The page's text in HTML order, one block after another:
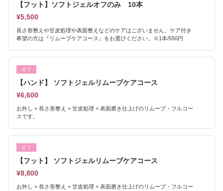
【フット】ソフトジェルオフのみ 10本
¥5,500
長さ形整えや甘皮処理や表面整えなどのケアはございません。ケア付き
希望の方は『リムーブケアコース』をお選びください。※1本/550円
オフ
【ハンド】 ソフトジェルリムーブケアコース
¥6,600
お外し + 長さ形整え + 甘皮処理 + 表面磨き仕上げのリムーブ・フルコー
スです。
オフ
【フット】 ソフトジェルリムーブケアコース
¥8,800
お外し + 長さ形整え + 甘皮処理 + 表面磨き仕上げのリムーブ・フルコー